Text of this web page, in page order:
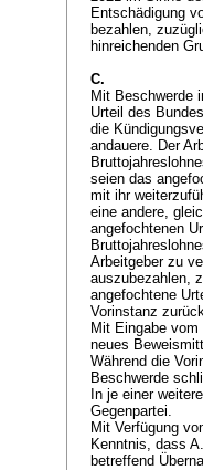
Entschädigung
bezahlen,
hinreichenden
C.
Mit Beschwerde
Urteil des
die
andauere. Der
seien das
mit ihr
eine andere,
angefochtenen
Arbeitgeber zu
auszubezahlen,
angefochtene
Vorinstanz
Mit Eingabe
neues
Während die
Beschwerde
In je einer
Gegenpartei.
Mit Verfügung
Kenntnis, dass
betreffend